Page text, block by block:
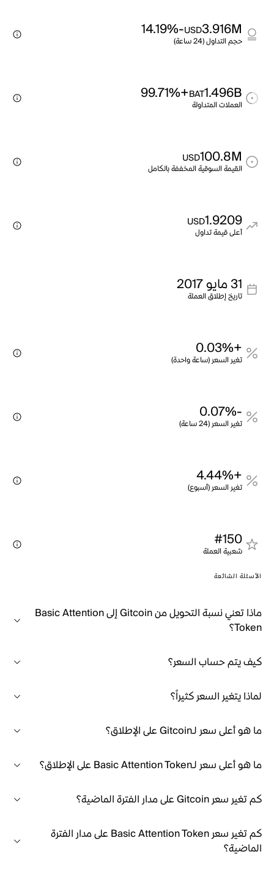
3.916M
USD
-14.19%
حجم التداول (24 ساعة)
1.496B
BAT
+99.71%
العملات المتداولة
100.8M
USD
القيمة السوقية المخففة بالكامل
1.9209
USD
أعلى قيمة تداول
31 مايو 2017
تاريخ إطلاق العملة
+0.03%
تغير السعر (ساعة واحدة)
-0.07%
تغير السعر (24 ساعة)
+4.44%
تغير السعر (أسبوع)
#150
شعبية العملة
الأسئلة الشائعة
ماذا تعني نسبة التحويل من Gitcoin إلى Basic Attention
Token؟
كيف يتم حساب السعر؟
لماذا يتغير السعر كثيراً؟
ما هو أعلى سعر لـGitcoin على الإطلاق؟
ما هو أعلى سعر لـBasic Attention Token على الإطلاق؟
كم تغير سعر Gitcoin على مدار الفترة الماضية؟
كم تغير سعر Basic Attention Token على مدار الفترة
الماضية؟